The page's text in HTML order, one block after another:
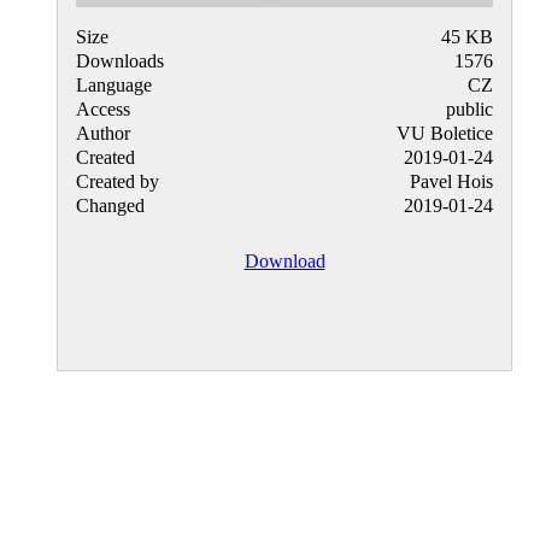
Size
45 KB
Downloads
1576
Language
CZ
Access
public
Author
VU Boletice
Created
2019-01-24
Created by
Pavel Hois
Changed
2019-01-24
Download